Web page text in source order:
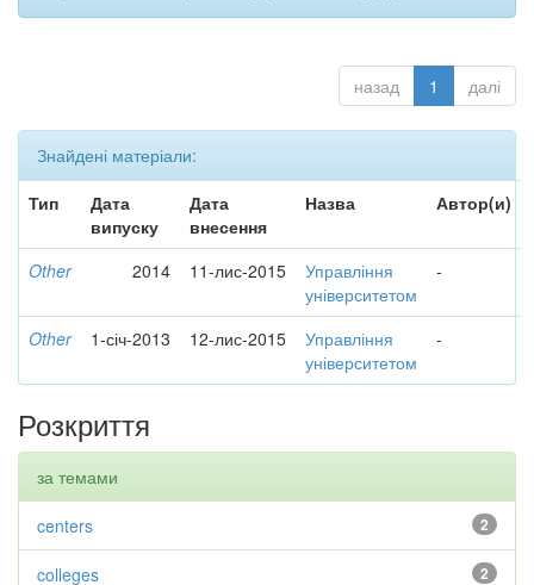
назад 1 далі
Знайдені матеріали:
Тип
Дата
випуску
Дата
внесення
Назва Автор(и)
Other 2014 11-лис-2015
Управління
університетом
-
Other 1-січ-2013 12-лис-2015
Управління
університетом
-
Розкриття
за темами
2
centers
2
colleges